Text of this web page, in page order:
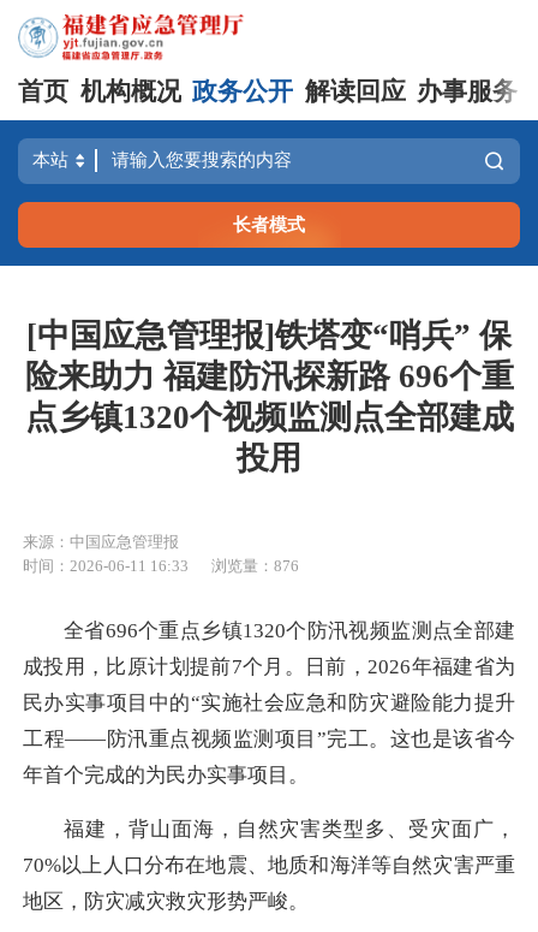
首页 机构概况 政务公开 解读回应 办事服务
长者模式
[中国应急管理报]铁塔变“哨兵” 保
险来助力 福建防汛探新路 696个重
点乡镇1320个视频监测点全部建成
投用
来源：中国应急管理报
时间：2026-06-11 16:33
浏览量：876
全省696个重点乡镇1320个防汛视频监测点全部建
成投用，比原计划提前7个月。日前，2026年福建省为
民办实事项目中的“实施社会应急和防灾避险能力提升
工程——防汛重点视频监测项目”完工。这也是该省今
年首个完成的为民办实事项目。
福建，背山面海，自然灾害类型多、受灾面广，
70%以上人口分布在地震、地质和海洋等自然灾害严重
地区，防灾减灾救灾形势严峻。